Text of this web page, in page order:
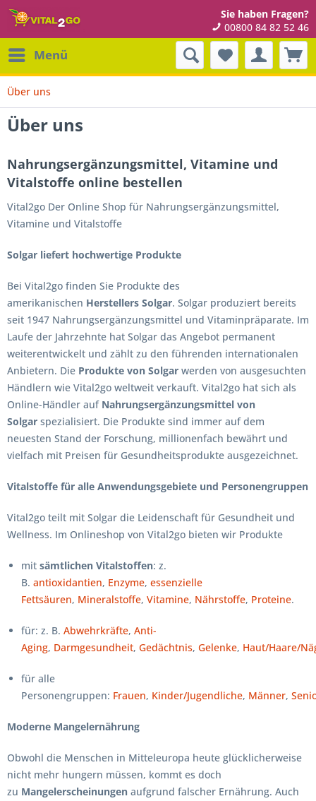
Sie haben Fragen?
00800 84 82 52 46
Menü
Über uns
Über uns
Nahrungsergänzungsmittel, Vitamine und
Vitalstoffe online bestellen
Vital2go Der Online Shop für Nahrungsergänzungsmittel,
Vitamine und Vitalstoffe
Solgar liefert hochwertige Produkte
Bei Vital2go finden Sie Produkte des
amerikanischen Herstellers Solgar. Solgar produziert bereits
seit 1947 Nahrungsergänzungsmittel und Vitaminpräparate. Im
Laufe der Jahrzehnte hat Solgar das Angebot permanent
weiterentwickelt und zählt zu den führenden internationalen
Anbietern. Die Produkte von Solgar werden von ausgesuchten
Händlern wie Vital2go weltweit verkauft. Vital2go hat sich als
Online-Händler auf Nahrungsergänzungsmittel von
Solgar spezialisiert. Die Produkte sind immer auf dem
neuesten Stand der Forschung, millionenfach bewährt und
vielfach mit Preisen für Gesundheitsprodukte ausgezeichnet.
Vitalstoffe für alle Anwendungsgebiete und Personengruppen
Vital2go teilt mit Solgar die Leidenschaft für Gesundheit und
Wellness. Im Onlineshop von Vital2go bieten wir Produkte
mit sämtlichen Vitalstoffen: z.
B. antioxidantien, Enzyme, essenzielle
Fettsäuren, Mineralstoffe, Vitamine, Nährstoffe, Proteine.
für: z. B. Abwehrkräfte, Anti-
Aging, Darmgesundheit, Gedächtnis, Gelenke, Haut/Haare/
für alle
Personengruppen: Frauen, Kinder/Jugendliche, Männer,
Moderne Mangelernährung
Obwohl die Menschen in Mitteleuropa heute glücklicherweise
nicht mehr hungern müssen, kommt es doch
zu Mangelerscheinungen aufgrund falscher Ernährung. Auch